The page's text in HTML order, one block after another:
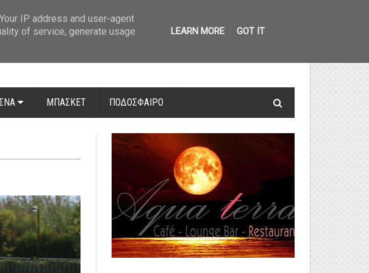
ΜΠΑΣΚΕΤ ΠΟΔΟΣΦΑΙΡΟ
IP address and user-agent
of service, generate usage
LEARN MORE GOT IT